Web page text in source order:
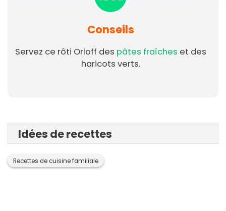
Conseils
Servez ce rôti Orloff des pâtes fraîches et des
haricots verts.
Idées de recettes
Recettes de cuisine familiale